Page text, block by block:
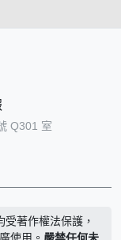
Q301 室
著作權法保護，